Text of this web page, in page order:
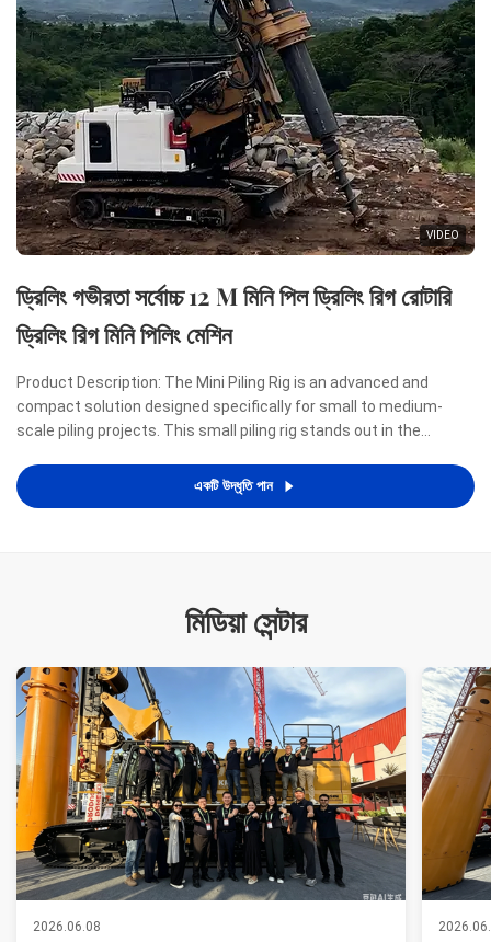
VIDEO
ড্রিলিং গভীরতা সর্বোচ্চ 12 M মিনি পিল ড্রিলিং রিগ রোটারি
ড্রিলিং রিগ মিনি পিলিং মেশিন
Product Description: The Mini Piling Rig is an advanced and
compact solution designed specifically for small to medium-
scale piling projects. This small piling rig stands out in the
power, efficiency, and portability, making it an ideal ...
একটি উদ্ধৃতি পান
মিডিয়া সেন্টার
2026.06.08